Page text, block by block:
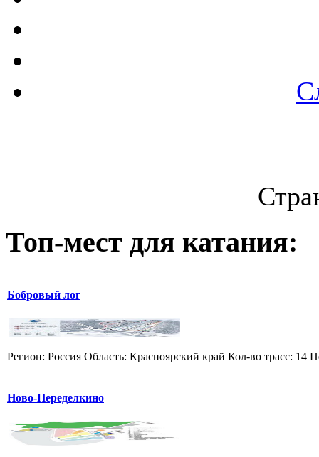
Топ-мест для катания:
Бобровый лог
Регион: Россия Область: Красноярский край Кол-во трасс:
Ново-Переделкино